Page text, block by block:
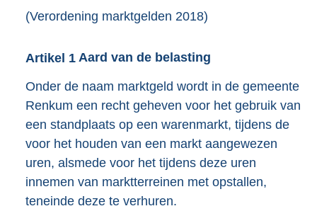
(Verordening marktgelden 2018)
Artikel 1 Aard van de belasting
Onder de naam marktgeld wordt in de gemeente
Renkum een recht geheven voor het gebruik van
een standplaats op een warenmarkt, tijdens de
voor het houden van een markt aangewezen
uren, alsmede voor het tijdens deze uren
innemen van marktterreinen met opstallen,
teneinde deze te verhuren.